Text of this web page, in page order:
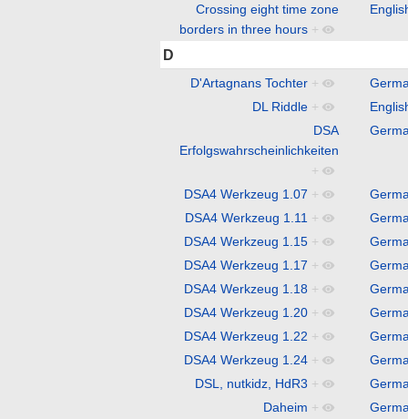
Crossing eight time zone
borders in three hours +
D
D'Artagnans Tochter +
DL Riddle +
DSA
Erfolgswahrscheinlichkeiten
+
DSA4 Werkzeug 1.07 +
DSA4 Werkzeug 1.11 +
DSA4 Werkzeug 1.15 +
DSA4 Werkzeug 1.17 +
DSA4 Werkzeug 1.18 +
DSA4 Werkzeug 1.20 +
DSA4 Werkzeug 1.22 +
DSA4 Werkzeug 1.24 +
DSL, nutkidz, HdR3 +
Daheim +